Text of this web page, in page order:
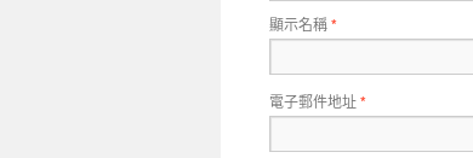
顯示名稱*
電子郵件地址*